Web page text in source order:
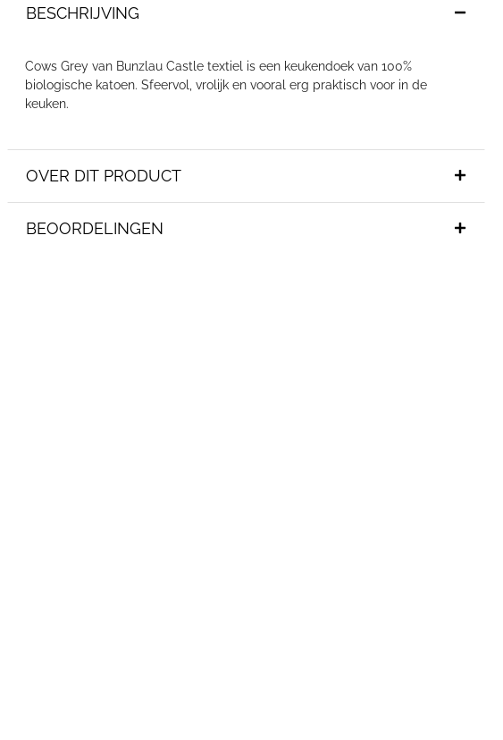
BESCHRIJVING
Cows Grey van Bunzlau Castle textiel is een keukendoek van 100%
biologische katoen. Sfeervol, vrolijk en vooral erg praktisch voor in de
keuken.
OVER DIT PRODUCT
BEOORDELINGEN